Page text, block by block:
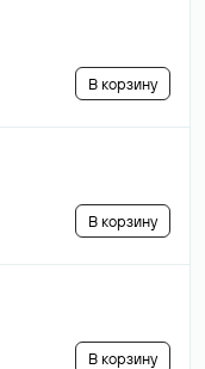
В корзину
В корзину
В корзину